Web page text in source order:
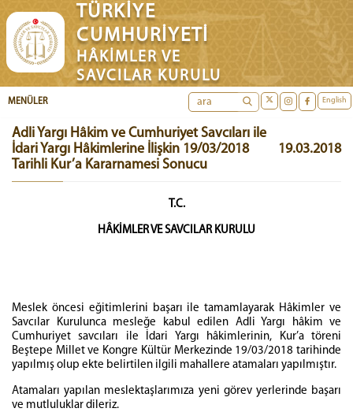
TÜRKİYE
CUMHURİYETİ
HÂKİMLER VE
SAVCILAR KURULU
English
MENÜLER
Adli Yargı Hâkim ve Cumhuriyet Savcıları ile
İdari Yargı Hâkimlerine İlişkin 19/03/2018
Tarihli Kur’a Kararnamesi Sonucu
19.03.2018
T.C.
HÂKİMLER VE SAVCILAR KURULU
Meslek öncesi eğitimlerini başarı ile tamamlayarak Hâkimler ve
Savcılar Kurulunca mesleğe kabul edilen Adli Yargı hâkim ve
Cumhuriyet savcıları ile İdari Yargı hâkimlerinin, Kur’a töreni
Beştepe Millet ve Kongre Kültür Merkezinde 19/03/2018 tarihinde
yapılmış olup ekte belirtilen ilgili mahallere atamaları yapılmıştır.
Atamaları yapılan meslektaşlarımıza yeni görev yerlerinde başarı
ve mutluluklar dileriz.